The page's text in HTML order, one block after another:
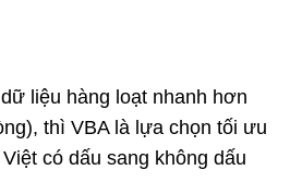
liệu hàng loạt nhanh hơn
thì VBA là lựa chọn tối ưu
có dấu sang không dấu